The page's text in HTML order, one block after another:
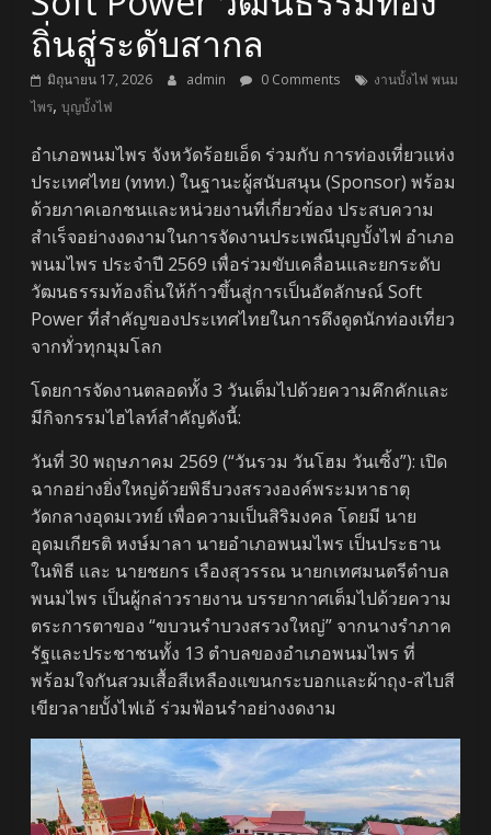
ถิ่นสู่ระดับสากล
มิถุนายน 17, 2026 admin 0 Comments
งานบั้งไฟ พนม
ไพร,บุญบั้งไฟ
อำเภอพนมไพร จังหวัดร้อยเอ็ด ร่วมกับ การท่องเที่ยวแห่ง
ประเทศไทย (ททท.) ในฐานะผู้สนับสนุน (Sponsor) พร้อม
ด้วยภาคเอกชนและหน่วยงานที่เกี่ยวข้อง ประสบความ
สำเร็จอย่างงดงามในการจัดงานประเพณีบุญบั้งไฟ อำเภอ
พนมไพร ประจำปี 2569 เพื่อร่วมขับเคลื่อนและยกระดับ
วัฒนธรรมท้องถิ่นให้ก้าวขึ้นสู่การเป็นอัตลักษณ์ Soft
Power ที่สำคัญของประเทศไทยในการดึงดูดนักท่องเที่ยว
จากทั่วทุกมุมโลก
โดยการจัดงานตลอดทั้ง 3 วันเต็มไปด้วยความคึกคักและ
มีกิจกรรมไฮไลท์สำคัญดังนี้:
วันที่ 30 พฤษภาคม 2569 (“วันรวม วันโฮม วันเซิ้ง”): เปิด
ฉากอย่างยิ่งใหญ่ด้วยพิธีบวงสรวงองค์พระมหาธาตุ
วัดกลางอุดมเวทย์ เพื่อความเป็นสิริมงคล โดยมี นาย
อุดมเกียรติ หงษ์มาลา นายอำเภอพนมไพร เป็นประธาน
ในพิธี และ นายชยกร เรืองสุวรรณ นายกเทศมนตรีตำบล
พนมไพร เป็นผู้กล่าวรายงาน บรรยากาศเต็มไปด้วยความ
ตระการตาของ “ขบวนรำบวงสรวงใหญ่” จากนางรำภาค
รัฐและประชาชนทั้ง 13 ตำบลของอำเภอพนมไพร ที่
พร้อมใจกันสวมเสื้อสีเหลืองแขนกระบอกและผ้าถุง-สไบสี
เขียวลายบั้งไฟเอ้ ร่วมฟ้อนรำอย่างงดงาม